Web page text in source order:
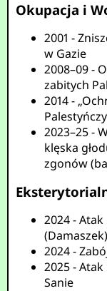
Okupacja i
2001 -
w Gazie
2008–09 -
zabitych
2014 -
2023–25 -
klęska
zgonów
2024 -
(Damaszek)
2024 -
2025 -
Sanie